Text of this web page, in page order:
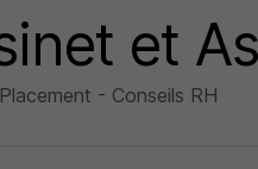
et
- Conseils RH